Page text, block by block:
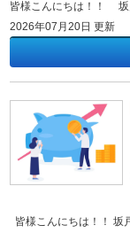
2026年07月20日 更新